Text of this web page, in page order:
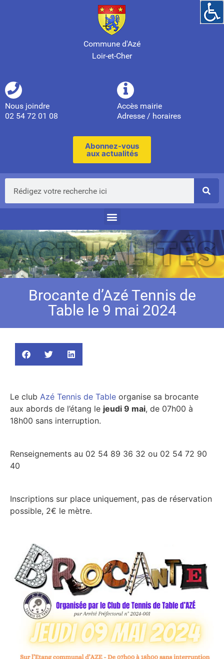
Commune d'Azé
Loir-et-Cher
Nous joindre
02 54 72 01 08
Accès mairie
Adresse / horaires
Abonnez-vous
aux actualités
Brocante d’Azé Tennis de
Table le 9 mai 2024
Le club Azé Tennis de Table organise sa brocante
aux abords de l’étang le jeudi 9 mai, de 07h00 à
18h00 sans interruption.
Renseignements au 02 54 89 36 32 ou 02 54 72 90
40
Inscriptions sur place uniquement, pas de réservation
possible, 2€ le mètre.